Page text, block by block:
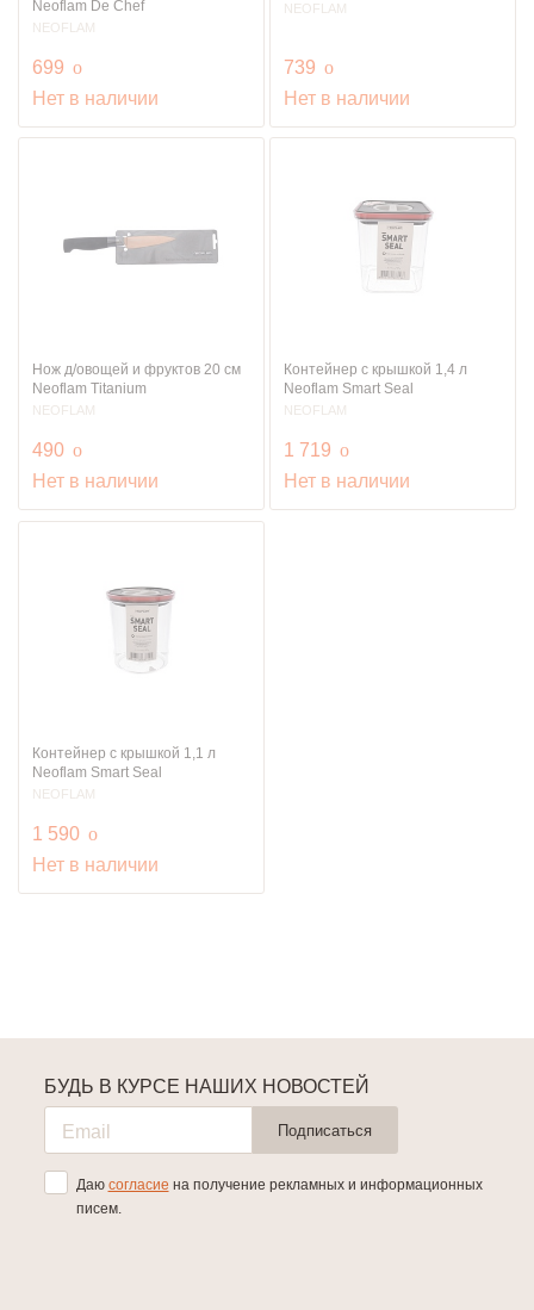
Neoflam De Chef
NEOFLAM
699 руб.
o
Нет в наличии
NEOFLAM
739 руб.
o
Нет в наличии
Нож д/овощей и фруктов 20 см
Neoflam Titanium
NEOFLAM
490 руб.
o
Нет в наличии
Контейнер с крышкой 1,4 л
Neoflam Smart Seal
NEOFLAM
1 719 руб.
o
Нет в наличии
Контейнер с крышкой 1,1 л
Neoflam Smart Seal
NEOFLAM
1 590 руб.
o
Нет в наличии
БУДЬ В КУРСЕ НАШИХ НОВОСТЕЙ
Подписаться
Даю согласие на получение рекламных и информационных
писем.